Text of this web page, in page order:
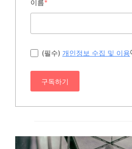
이름*
(필수) 개인정보 수집 및 이용
구독하기